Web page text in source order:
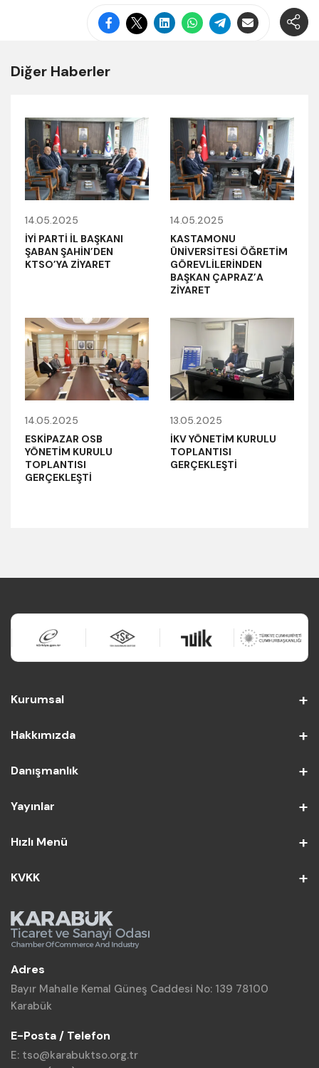
Diğer Haberler
14.05.2025
İYİ PARTİ İL BAŞKANI
ŞABAN ŞAHİN’DEN
KTSO’YA ZİYARET
14.05.2025
KASTAMONU
ÜNİVERSİTESİ ÖĞRETİM
GÖREVLİLERİNDEN
BAŞKAN ÇAPRAZ’A
ZİYARET
14.05.2025
ESKİPAZAR OSB
YÖNETİM KURULU
TOPLANTISI
GERÇEKLEŞTİ
13.05.2025
İKV YÖNETİM KURULU
TOPLANTISI
GERÇEKLEŞTİ
Kurumsal
Hakkımızda
Danışmanlık
Yayınlar
Hızlı Menü
KVKK
Adres
Bayır Mahalle Kemal Güneş Caddesi No: 139 78100
Karabük
E-Posta / Telefon
E: tso@karabuktso.org.tr